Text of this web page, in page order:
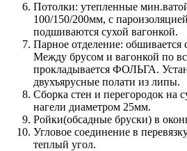
Потолки: утепленные
100/150/200мм, с
подшиваются сухой вагонкой.
Парное отделение: обшивается
Между брусом и вагонкой по
прокладывается ФОЛЬГА.
двухъярусные полати из липы.
Сборка стен и перегородок на
нагели диаметром 25мм.
Ройки(обсадные бруски) в
Угловое соединение в
теплый угол.